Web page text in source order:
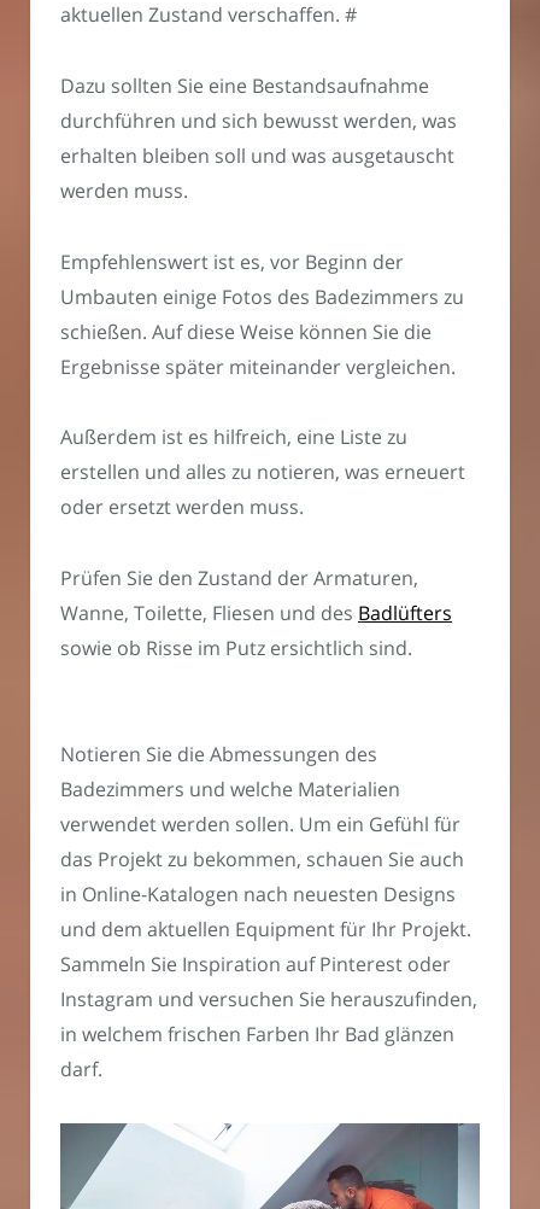
aktuellen Zustand verschaffen. #
Dazu sollten Sie eine Bestandsaufnahme
durchführen und sich bewusst werden, was
erhalten bleiben soll und was ausgetauscht
werden muss.
Empfehlenswert ist es, vor Beginn der
Umbauten einige Fotos des Badezimmers zu
schießen. Auf diese Weise können Sie die
Ergebnisse später miteinander vergleichen.
Außerdem ist es hilfreich, eine Liste zu
erstellen und alles zu notieren, was erneuert
oder ersetzt werden muss.
Prüfen Sie den Zustand der Armaturen,
Wanne, Toilette, Fliesen und des Badlüfters
sowie ob Risse im Putz ersichtlich sind.
Notieren Sie die Abmessungen des
Badezimmers und welche Materialien
verwendet werden sollen. Um ein Gefühl für
das Projekt zu bekommen, schauen Sie auch
in Online-Katalogen nach neuesten Designs
und dem aktuellen Equipment für Ihr Projekt.
Sammeln Sie Inspiration auf Pinterest oder
Instagram und versuchen Sie herauszufinden,
in welchem frischen Farben Ihr Bad glänzen
darf.